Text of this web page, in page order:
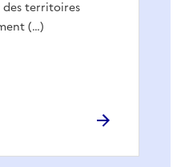
des territoires
(…)